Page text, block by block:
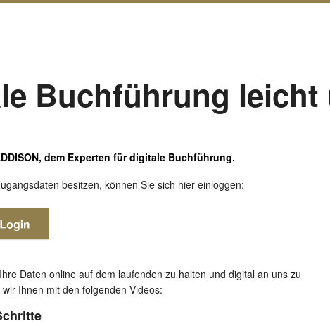
Buchführung leicht
dem Experten für digitale Buchführung.
besitzen, können Sie sich hier einloggen:
Daten online auf dem laufenden zu halten und digital an uns zu
Ihnen mit den folgenden Videos: